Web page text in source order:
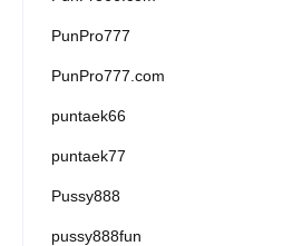
PunPro777
PunPro777.com
puntaek66
puntaek77
Pussy888
pussy888fun